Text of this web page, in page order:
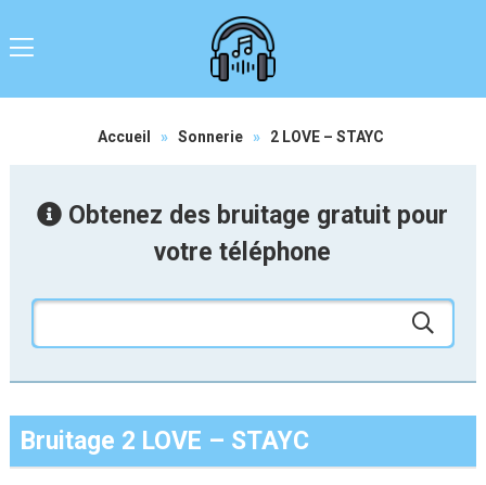
Accueil » Sonnerie » 2 LOVE – STAYC
Obtenez des bruitage gratuit pour
votre téléphone
Bruitage 2 LOVE – STAYC